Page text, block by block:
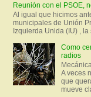
Reunión con el PSOE,
Al igual que hicimos
municipales de Unión
Izquierda Unida (IU) ,
Como
radios
A veces
que
mueve